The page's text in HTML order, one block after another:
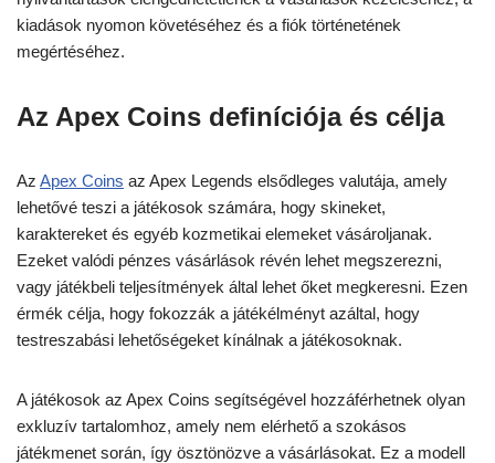
kiadások nyomon követéséhez és a fiók történetének
megértéséhez.
Az Apex Coins definíciója és célja
Az Apex Coins az Apex Legends elsődleges valutája, amely
lehetővé teszi a játékosok számára, hogy skineket,
karaktereket és egyéb kozmetikai elemeket vásároljanak.
Ezeket valódi pénzes vásárlások révén lehet megszerezni,
vagy játékbeli teljesítmények által lehet őket megkeresni. Ezen
érmék célja, hogy fokozzák a játékélményt azáltal, hogy
testreszabási lehetőségeket kínálnak a játékosoknak.
A játékosok az Apex Coins segítségével hozzáférhetnek olyan
exkluzív tartalomhoz, amely nem elérhető a szokásos
játékmenet során, így ösztönözve a vásárlásokat. Ez a modell